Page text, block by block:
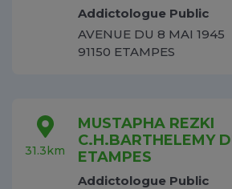
Addictologue Public
AVENUE DU 8 MAI 1945
91150 ETAMPES
31.3km
MUSTAPHA REZKI
C.H.BARTHELEMY
ETAMPES
Addictologue Public